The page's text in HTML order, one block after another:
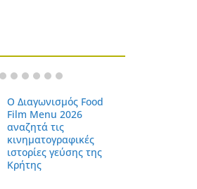
Ο Διαγωνισμός Food
Film Menu 2026
αναζητά τις
κινηματογραφικές
ιστορίες γεύσης της
Κρήτης